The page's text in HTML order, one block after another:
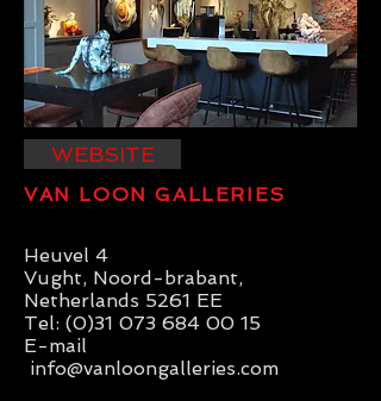
WEBSITE
VAN LOON GALLERIES
Heuvel 4
Vught, Noord-brabant,
Netherlands 5261 EE
Tel: (0)31 073 684 00 15
E-mail
info@vanloongalleries.com